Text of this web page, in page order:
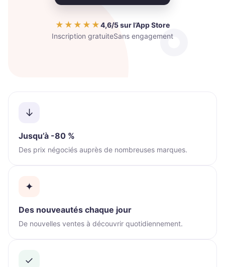
★★★★★4,6/5 sur l’App Store
Inscription gratuiteSans engagement
↓
Jusqu’à -80 %
Des prix négociés auprès de nombreuses marques.
✦
Des nouveautés chaque jour
De nouvelles ventes à découvrir quotidiennement.
✓